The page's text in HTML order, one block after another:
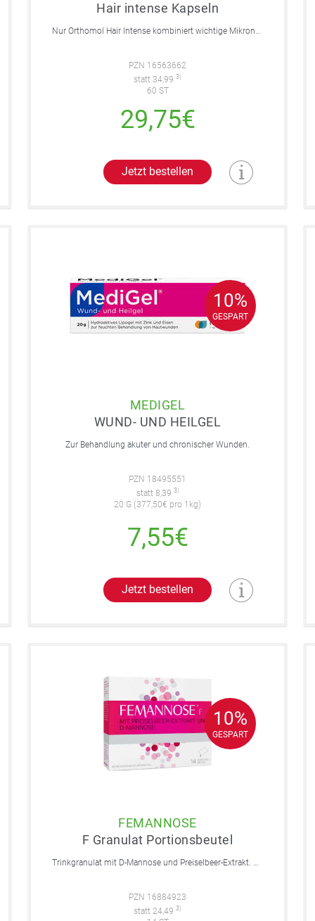
Hair intense Kapseln
Nur Orthomol Hair Intense kombiniert wichtige Mikronährstoffe und B-Vitamine mit den Aminosäuren L-Cystein und L-Methionin sowie dem patentierten Hirse-Extrakt KeraLiacin®, der unter anderem Miliacin enthält.
PZN 16563662
statt 34,99 3)
60 ST
29,75€
Jetzt bestellen
10%
GESPART
10%
GESPART
MEDIGEL
WUND- UND HEILGEL
Zur Behandlung akuter und chronischer Wunden.
PZN 18495551
statt 8,39 3)
20 G (377,50€ pro 1kg)
7,55€
Jetzt bestellen
10%
GESPART
10%
GESPART
FEMANNOSE
F Granulat Portionsbeutel
Trinkgranulat mit D-Mannose und Preiselbeer-Extrakt. Unterstützt die natürliche Blasen- und Harnwegsgesundhei
PZN 16884923
statt 24,49 3)